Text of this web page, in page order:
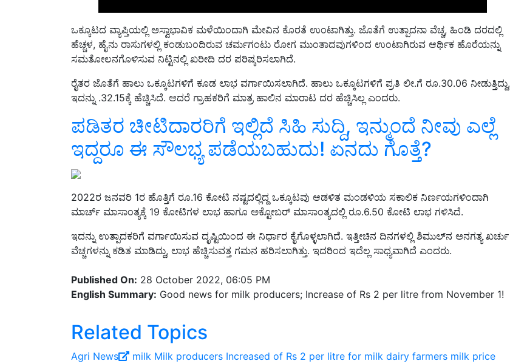
ಒಕ್ಕೂಟದ ವ್ಯಾಪ್ತಿಯಲ್ಲಿ ಅಸ್ವಾಭಾವಿಕ ಮಳೆಯಿಂದಾಗಿ ಮೇವಿನ ಕೊರತೆ ಉಂಟಾಗಿತ್ತು. ಜೊತೆಗೆ ಉತ್ಪಾದನಾ ವೆಚ್ಚ, ಹಿಂಡಿ ದರದಲ್ಲಿ
ಹೆಚ್ಚಳ, ಹೈನು ರಾಸುಗಳಲ್ಲಿ ಕಂಡುಬಂದಿರುವ ಚರ್ಮಗಂಟು ರೋಗ ಮುಂತಾದವುಗಳಿಂದ ಉಂಟಾಗಿರುವ ಆರ್ಥಿಕ ಹೊರೆಯನ್ನು
ಸಮತೋಲನಗೊಳಿಸುವ ನಿಟ್ಟಿನಲ್ಲಿ ಖರೀದಿ ದರ ಪರಿಷ್ಕರಿಸಲಾಗಿದೆ.
ರೈತರ ಜೊತೆಗೆ ಹಾಲು ಒಕ್ಕೂಟಗಳಿಗೆ ಕೂಡ ಲಾಭ ವರ್ಗಾಯಿಸಲಾಗಿದೆ. ಹಾಲು ಒಕ್ಕೂಟಗಳಿಗೆ ಪ್ರತಿ ಲೀ.ಗೆ ರೂ.30.06 ನೀಡುತ್ತಿದ್ದು,
ಇದನ್ನು .32.15ಕ್ಕೆ ಹೆಚ್ಚಿಸಿದೆ. ಆದರೆ ಗ್ರಾಹಕರಿಗೆ ಮಾತ್ರ ಹಾಲಿನ ಮಾರಾಟ ದರ ಹೆಚ್ಚಿಸಿಲ್ಲ ಎಂದರು.
ಪಡಿತರ ಚೀಟಿದಾರರಿಗೆ ಇಲ್ಲಿದೆ ಸಿಹಿ ಸುದ್ದಿ, ಇನ್ಮುಂದೆ ನೀವು ಎಲ್ಲೆ
ಇದ್ದರೂ ಈ ಸೌಲಭ್ಯ ಪಡೆಯಬಹುದು! ಏನದು ಗೊತ್ತೆ?
2022ರ ಜನವರಿ 1ರ ಹೊತ್ತಿಗೆ ರೂ.16 ಕೋಟಿ ನಷ್ಟದಲ್ಲಿದ್ದ ಒಕ್ಕೂಟವು ಆಡಳಿತ ಮಂಡಳಿಯ ಸಕಾಲಿಕ ನಿರ್ಣಯಗಳಿಂದಾಗಿ
ಮಾರ್ಚ್‌ ಮಾಸಾಂತ್ಯಕ್ಕೆ 19 ಕೋಟಿಗಳ ಲಾಭ ಹಾಗೂ ಅಕ್ಟೋಬರ್‌ ಮಾಸಾಂತ್ಯದಲ್ಲಿ ರೂ.6.50 ಕೋಟಿ ಲಾಭ ಗಳಿಸಿದೆ.
ಇದನ್ನು ಉತ್ಪಾದಕರಿಗೆ ವರ್ಗಾಯಿಸುವ ದೃಷ್ಟಿಯಿಂದ ಈ ನಿರ್ಧಾರ ಕೈಗೊಳ್ಳಲಾಗಿದೆ. ಇತ್ತೀಚಿನ ದಿನಗಳಲ್ಲಿ ಶಿಮುಲ್‌ನ ಅನಗತ್ಯ ಖರ್ಚು
ವೆಚ್ಚಗಳನ್ನು ಕಡಿತ ಮಾಡಿದ್ದು, ಲಾಭ ಹೆಚ್ಚಿಸುವತ್ತ ಗಮನ ಹರಿಸಲಾಗಿತ್ತು. ಇದರಿಂದ ಇದೆಲ್ಲ ಸಾಧ್ಯವಾಗಿದೆ ಎಂದರು.
Published On: 28 October 2022, 06:05 PM
English Summary: Good news for milk producers; Increase of Rs 2 per litre from November 1!
Related Topics
Agri News milk Milk producers Increased of Rs 2 per litre for milk dairy farmers milk price